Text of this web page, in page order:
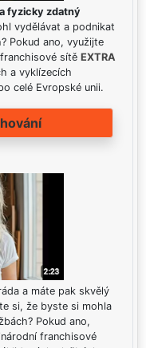
fyzicky zdatný
vydělávat a podnikat
Pokud ano, využijte
sítě EXTRA
a vyklízecích
celé Evropské unii.
a máte pak skvělý
si, že byste si mohla
Pokud ano,
franchisové